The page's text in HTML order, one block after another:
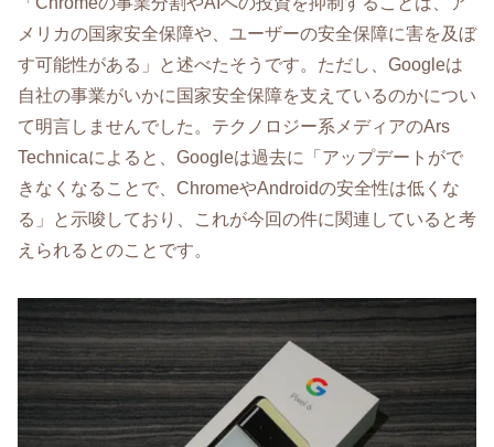
メリカの国家安全保障や、ユーザーの安全保障に害を及ぼ
す可能性がある」と述べたそうです。ただし、Googleは
自社の事業がいかに国家安全保障を支えているのかについ
て明言しませんでした。テクノロジー系メディアのArs
Technicaによると、Googleは過去に「アップデートがで
きなくなることで、ChromeやAndroidの安全性は低くな
る」と示唆しており、これが今回の件に関連していると考
えられるとのことです。